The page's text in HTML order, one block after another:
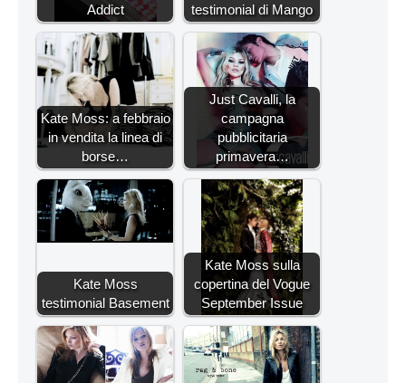
Addict
testimonial di Mango
Kate Moss: a febbraio
in vendita la linea di
borse…
Just Cavalli, la
campagna
pubblicitaria
primavera…
Kate Moss
testimonial Basement
Kate Moss sulla
copertina del Vogue
September Issue